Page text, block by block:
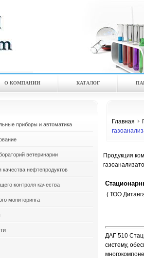
О КОМПАНИИ КАТАЛOГ
приборы и автоматика
ветеринарии
качества нефтепродуктов
контроля качества
мониторинга
Главная
Продукция
( ТОО
ДАГ 510
систему,